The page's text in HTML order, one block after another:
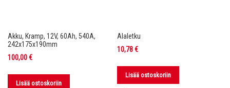
Akku, Kramp, 12V, 60Ah, 540A,
242x175x190mm
100,00 €
Lisää ostoskoriin
Alaletku
10,78 €
Lisää ostoskoriin